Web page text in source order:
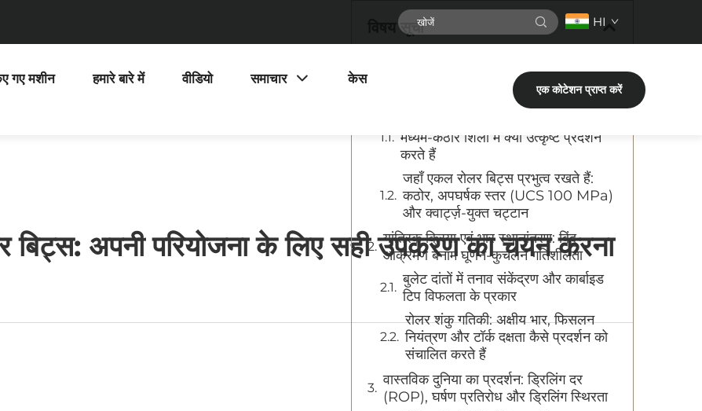
HI
गए मशीन हमारे बारे में वीडियो समाचार
केस
एक कोटेशन प्राप्त करें
बिट्स: अपनी परियोजना के लिए सही उपकरण का चयन करना
विषय सूची
शिला कठोरता संगतता: बिट डिज़ाइन को शिला
की ताकत के अनुरूप बनाना
मध्यम-कठोर शिला में क्यों उत्कृष्ट प्रदर्शन
करते हैं
जहाँ एकल रोलर बिट्स प्रभुत्व रखते हैं:
कठोर, अपघर्षक स्तर (UCS 100 MPa)
और क्वार्ट्ज़-युक्त चट्टान
यांत्रिक क्रिया एवं भार स्थानांतरण: बिंदु-
आक्रमण बनाम घूर्णन-कुचलन गतिशीलता
बुलेट दांतों में तनाव संकेंद्रण और कार्बाइड
टिप विफलता के प्रकार
रोलर शंकु गतिकी: अक्षीय भार, फिसलन
नियंत्रण और टॉर्क दक्षता कैसे प्रदर्शन को
संचालित करते हैं
वास्तविक दुनिया का प्रदर्शन: ड्रिलिंग दर
(ROP), घर्षण प्रतिरोध और ड्रिलिंग स्थिरता